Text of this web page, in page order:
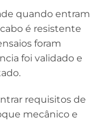
quando entram
é resistente
foram
foi validado e
requisitos de
mecânico e